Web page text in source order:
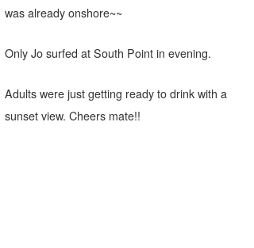
was already onshore~~
Only Jo surfed at South Point in evening.
Adults were just getting ready to drink with a
sunset view. Cheers mate!!